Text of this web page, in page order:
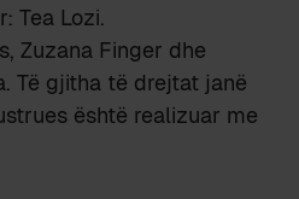
Tea Lozi.
Zuzana Finger dhe
Të gjitha të drejtat janë
është realizuar me